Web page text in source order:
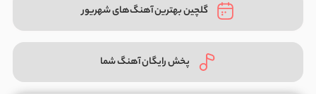
گلچین بهترین آهنگ‌های شهریور
پخش رایگان آهنگ شما